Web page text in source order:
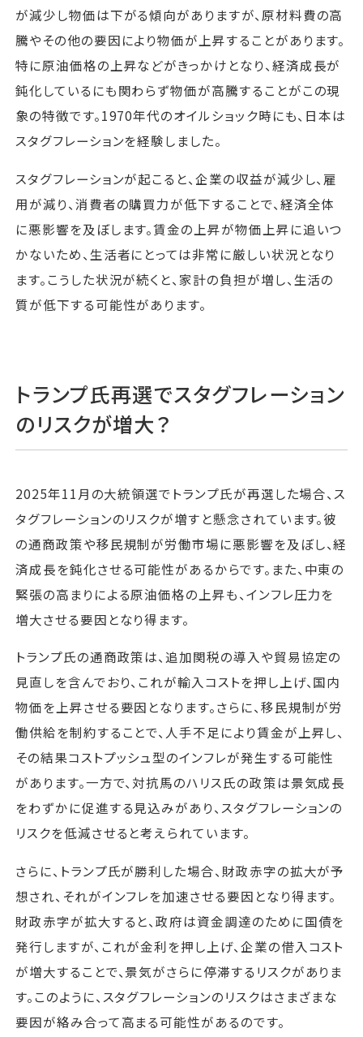
が減少し物価は下がる傾向がありますが、原材料費の高
騰やその他の要因により物価が上昇することがあります。
特に原油価格の上昇などがきっかけとなり、経済成長が
鈍化しているにも関わらず物価が高騰することがこの現
象の特徴です。1970年代のオイルショック時にも、日本は
スタグフレーションを経験しました。
スタグフレーションが起こると、企業の収益が減少し、雇
用が減り、消費者の購買力が低下することで、経済全体
に悪影響を及ぼします。賃金の上昇が物価上昇に追いつ
かないため、生活者にとっては非常に厳しい状況となり
ます。こうした状況が続くと、家計の負担が増し、生活の
質が低下する可能性があります。
トランプ氏再選でスタグフレーション
のリスクが増大？
2025年11月の大統領選でトランプ氏が再選した場合、ス
タグフレーションのリスクが増すと懸念されています。彼
の通商政策や移民規制が労働市場に悪影響を及ぼし、経
済成長を鈍化させる可能性があるからです。また、中東の
緊張の高まりによる原油価格の上昇も、インフレ圧力を
増大させる要因となり得ます。
トランプ氏の通商政策は、追加関税の導入や貿易協定の
見直しを含んでおり、これが輸入コストを押し上げ、国内
物価を上昇させる要因となります。さらに、移民規制が労
働供給を制約することで、人手不足により賃金が上昇し、
その結果コストプッシュ型のインフレが発生する可能性
があります。一方で、対抗馬のハリス氏の政策は景気成長
をわずかに促進する見込みがあり、スタグフレーションの
リスクを低減させると考えられています。
さらに、トランプ氏が勝利した場合、財政赤字の拡大が予
想され、それがインフレを加速させる要因となり得ます。
財政赤字が拡大すると、政府は資金調達のために国債を
発行しますが、これが金利を押し上げ、企業の借入コスト
が増大することで、景気がさらに停滞するリスクがありま
す。このように、スタグフレーションのリスクはさまざまな
要因が絡み合って高まる可能性があるのです。